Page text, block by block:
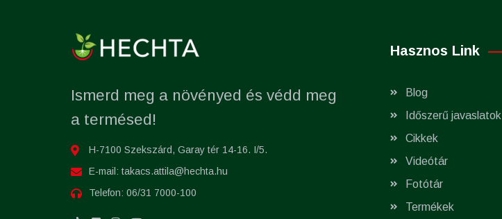
Ismerd meg a növényed és védd meg
a termésed!
H-7100 Szekszárd, Garay tér 14-16. I/5.
E-mail: takacs.attila@hechta.hu
Telefon: 06/31 7000-100
Hasznos Link
Blog
Időszerű javaslatok
Cikkek
Videótár
Fotótár
Termékek